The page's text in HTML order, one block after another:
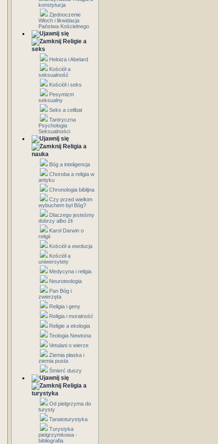
konstytucja
Zjednoczenie
Włoch i likwidacja
Państwa Kościelnego
Religie a
seks
Heloiza i Abelard
Kościół a
seksualność
Kościół i seks
Pesymizm
seksualny
Seks a celibat
Tantryczna
Psychologia
Seksualności
Religia a
nauka
Bóg a inteligencja
Choroba a religia w
antyku
Chronologia biblijna
Czy przed wielkim
wybuchem był Bóg?
Dlaczego jesteśmy
dobrzy albo źli
Karol Darwin o
religii
Kościół a ewolucja
Kościół a
uniwersytety
Medycyna i religia
Neuroteologia
Pan Bóg i
zwierzęta
Religia i geny
Religia i moralność
Religie a ekologia
Teologia Newtona
Vetulani o wierze
Ziemia płaska i
ziemia pusta
Śmierć duszy
Religia a
turystyka
Od pielgrzyma do
turysty
Tanatoturystyka
Turystyka
pielgrzymkowa -
bibliografia